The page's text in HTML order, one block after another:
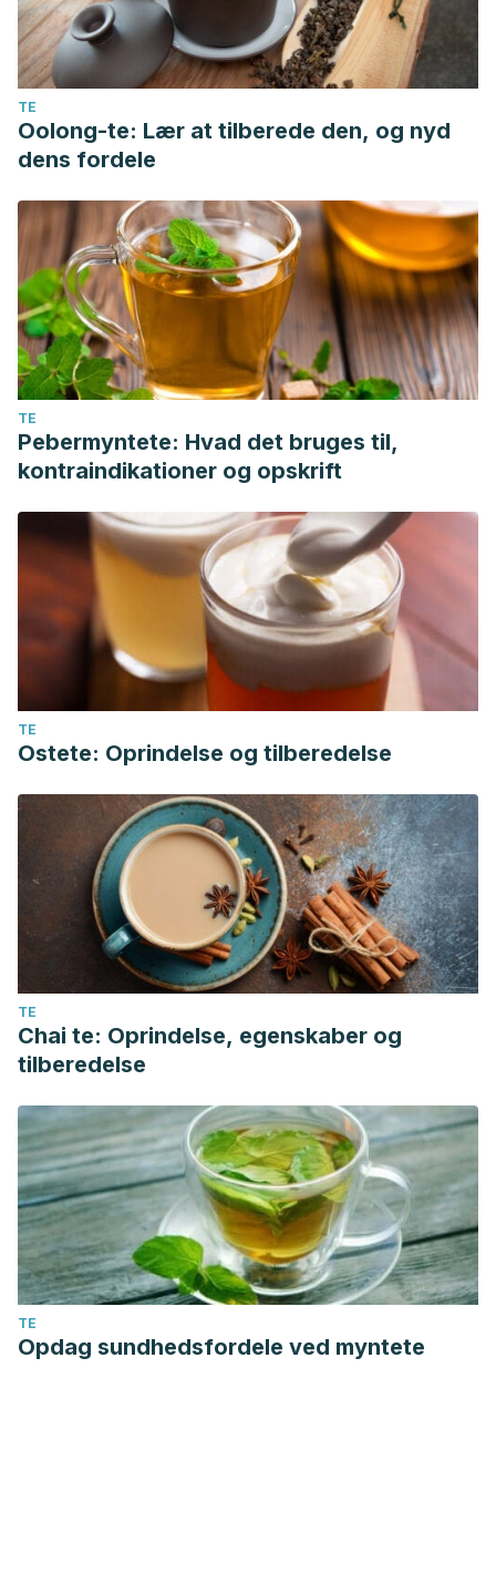
TE
Oolong-te: Lær at tilberede den, og nyd
dens fordele
TE
Pebermyntete: Hvad det bruges til,
kontraindikationer og opskrift
TE
Ostete: Oprindelse og tilberedelse
TE
Chai te: Oprindelse, egenskaber og
tilberedelse
TE
Opdag sundhedsfordele ved myntete